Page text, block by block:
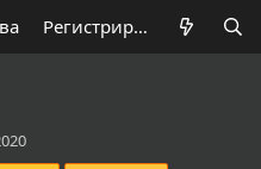
Регистрирај се